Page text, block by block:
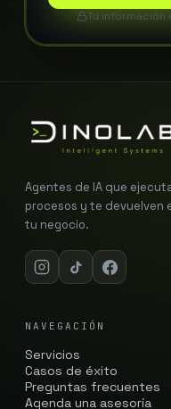
Tu información
Agentes de IA que
procesos y te devuelven
tu negocio.
NAVEGACIÓN
Servicios
Casos de éxito
Preguntas frecuentes
Agenda una asesoría